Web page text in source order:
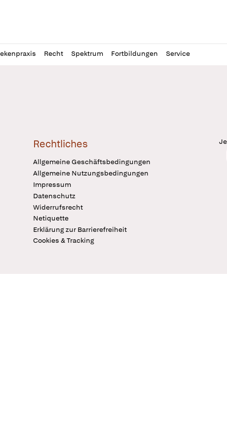
Recht Spektrum Fortbildungen Service
Rechtliches
Allgemeine Geschäftsbedingungen
Allgemeine Nutzungsbedingungen
Impressum
Datenschutz
Widerrufsrecht
Netiquette
Erklärung zur Barrierefreiheit
Cookies & Tracking